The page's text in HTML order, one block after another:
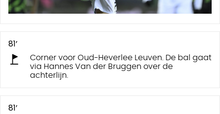
81’
Corner voor Oud-Heverlee Leuven. De bal gaat
via Hannes Van der Bruggen over de
achterlijn.
81’